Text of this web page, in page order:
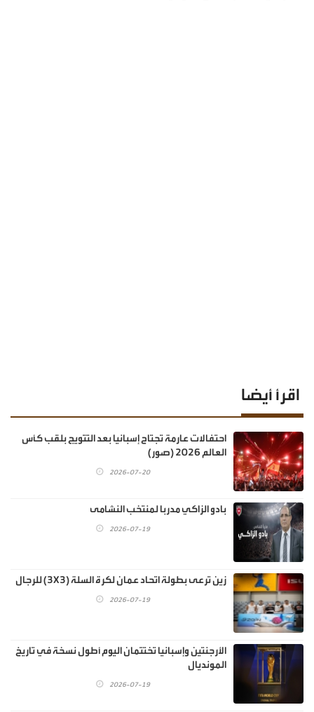
اقرأ أيضا
احتفالات عارمة تجتاح إسبانيا بعد التتويج بلقب كأس
العالم 2026 (صور)
2026-07-20
بادو الزاكي مدربا لمنتخب النشامى
2026-07-19
زين ترعى بطولة اتحاد عمان لكرة السلة (3X3) للرجال
2026-07-19
الأرجنتين وإسبانيا تختتمان اليوم أطول نسخة في تاريخ
المونديال
2026-07-19